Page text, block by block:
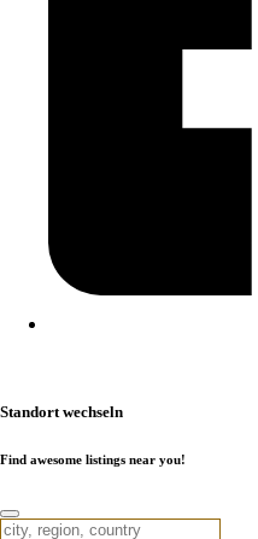
Standort wechseln
Find awesome listings near you!
Standort wechseln